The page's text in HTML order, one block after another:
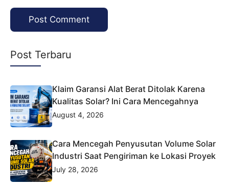
Post Terbaru
Klaim Garansi Alat Berat Ditolak Karena
Kualitas Solar? Ini Cara Mencegahnya
August 4, 2026
Cara Mencegah Penyusutan Volume Solar
Industri Saat Pengiriman ke Lokasi Proyek
July 28, 2026